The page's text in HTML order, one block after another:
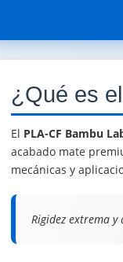
¿Qué es
El PLA-CF Bambu
acabado mate
mecánicas y
Rigidez extrema